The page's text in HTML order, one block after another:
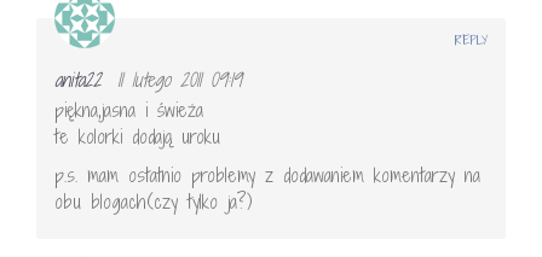
anita22
11 lutego 2011 09:19
piękna,jasna i świeża
te kolorki dodają uroku
p.s. mam ostatnio problemy z dodawaniem komentarzy na
obu blogach(czy tylko ja?)
REPLY